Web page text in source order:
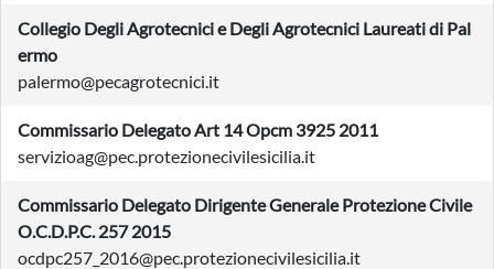
Collegio Degli Agrotecnici e Degli Agrotecnici Laureati di Pal
ermo
palermo@pecagrotecnici.it
Commissario Delegato Art 14 Opcm 3925 2011
servizioag@pec.protezionecivilesicilia.it
Commissario Delegato Dirigente Generale Protezione Civile
O.C.D.P.C. 257 2015
ocdpc257_2016@pec.protezionecivilesicilia.it